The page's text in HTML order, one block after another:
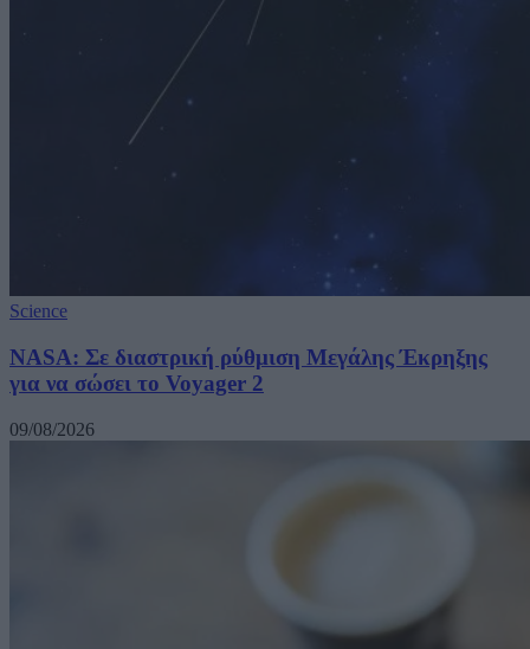
Science
NASA: Σε διαστρική ρύθμιση Μεγάλης Έκρηξης
για να σώσει το Voyager 2
09/08/2026